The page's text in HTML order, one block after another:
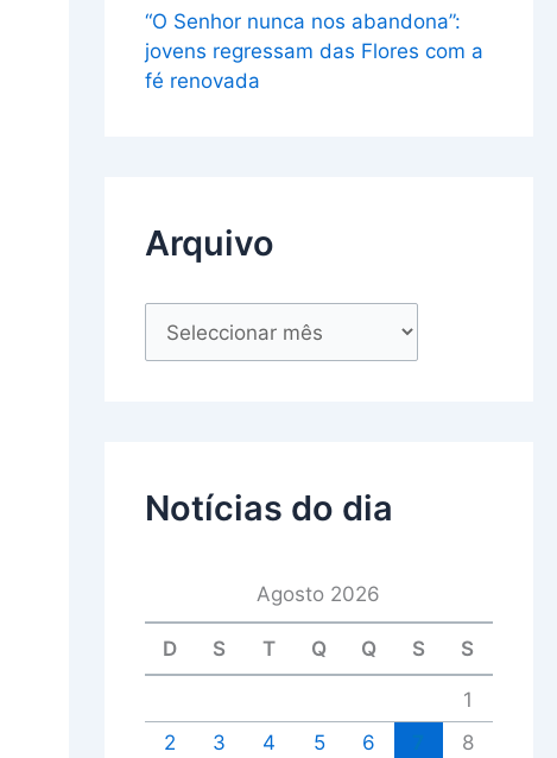
“O Senhor nunca nos abandona”:
jovens regressam das Flores com a
fé renovada
Arquivo
Notícias do dia
Agosto 2026
D S T Q Q S S
1
2
3 4 5 6
8